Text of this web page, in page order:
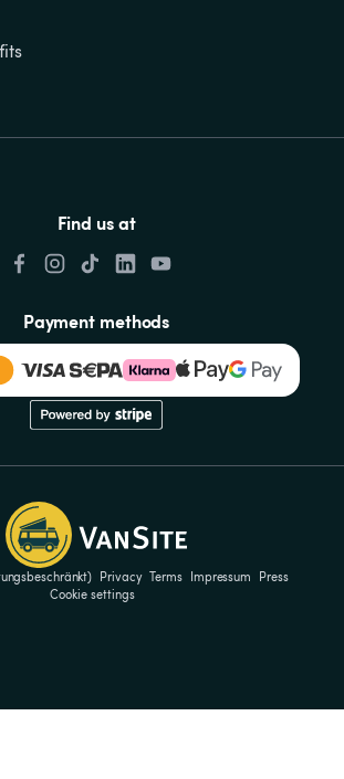
Find us at
Payment methods
Privacy Terms Impressum
Press
Cookie settings